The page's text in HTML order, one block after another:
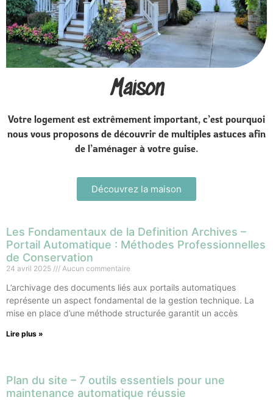
Maison
Votre logement est extrêmement important, c’est pourquoi
nous vous proposons de découvrir de multiples astuces afin
de l’aménager à votre guise.
Découvrez la maison
Les Fondamentaux de la Definition Archives –
Portail Automatique : Méthodes Professionnelles
de Conservation
24 avril 2025 Aucun commentaire
L’archivage des documents liés aux portails automatiques
représente un aspect fondamental de la gestion technique. La
mise en place d’une méthode structurée garantit un accès
Lire plus »
Plan du site – 7 outils essentiels pour une
maintenance automatique réussie